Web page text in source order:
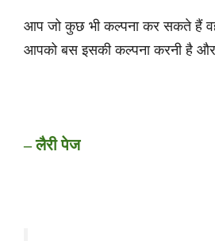
आप जो कुछ भी कल्पना कर सकते हैं
आपको बस इसकी कल्पना करनी है
– लैरी पेज